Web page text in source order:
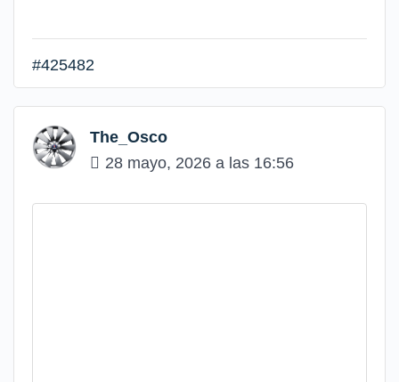
#425482
The_Osco
28 mayo, 2026 a las 16:56